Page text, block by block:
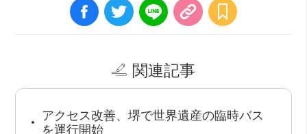
関連記事
アクセス改善、堺で世界遺産の臨時バス
を運行開始